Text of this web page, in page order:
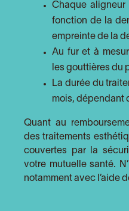
Chaque
fonction de la
empreinte de la
Au fur et à
les gouttières du
La durée du
mois, dépendant
Quant au
des traitements
couvertes par la
votre mutuelle santé.
notamment avec l’aide